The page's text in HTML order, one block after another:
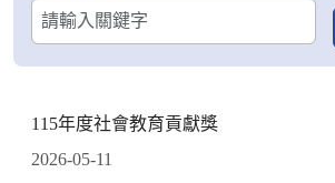
115年度社會教育貢獻獎
2026-05-11